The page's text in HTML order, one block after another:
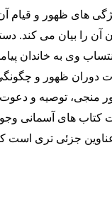
های ظهور و قیام
آن را بیان می
وی به خاندان
دوران ظهور و
منجی، توصیه و
های آسمانی
جزئی تری است